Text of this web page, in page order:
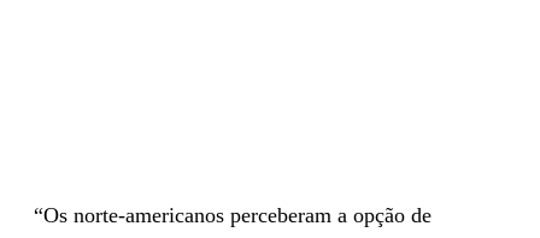
“Os norte-americanos perceberam a opção de